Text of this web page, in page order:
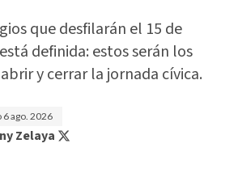
que desfilarán el 15 de
definida: estos serán los
y cerrar la jornada cívica.
6 ago. 2026
Zelaya